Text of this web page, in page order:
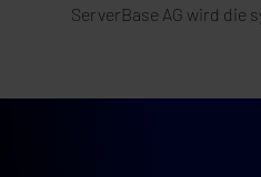
ServerBase AG wird die